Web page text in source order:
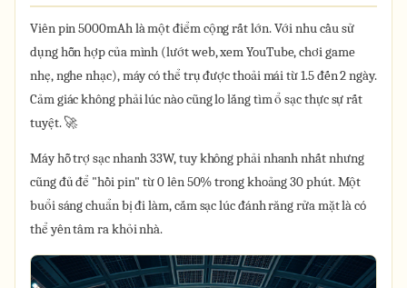
Viên pin 5000mAh là một điểm cộng rất lớn. Với nhu cầu sử
dụng hỗn hợp của mình (lướt web, xem YouTube, chơi game
nhẹ, nghe nhạc), máy có thể trụ được thoải mái từ 1.5 đến 2 ngày.
Cảm giác không phải lúc nào cũng lo lắng tìm ổ sạc thực sự rất
tuyệt. 🚀
Máy hỗ trợ sạc nhanh 33W, tuy không phải nhanh nhất nhưng
cũng đủ để "hồi pin" từ 0 lên 50% trong khoảng 30 phút. Một
buổi sáng chuẩn bị đi làm, cắm sạc lúc đánh răng rửa mặt là có
thể yên tâm ra khỏi nhà.